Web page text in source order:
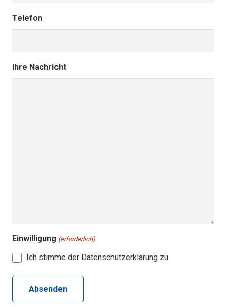
Telefon
Ihre Nachricht
Einwilligung (erforderlich)
Ich stimme der Datenschutzerklärung zu.